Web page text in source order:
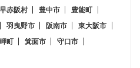
赤阪村 豊中市
豊能町
羽曳野市 阪南市
東大阪市
岬町 箕面市
守口市